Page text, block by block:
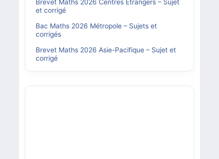
Brevet Maths 2026 Centres Etrangers – Sujet
et corrigé
Bac Maths 2026 Métropole – Sujets et
corrigés
Brevet Maths 2026 Asie-Pacifique – Sujet et
corrigé